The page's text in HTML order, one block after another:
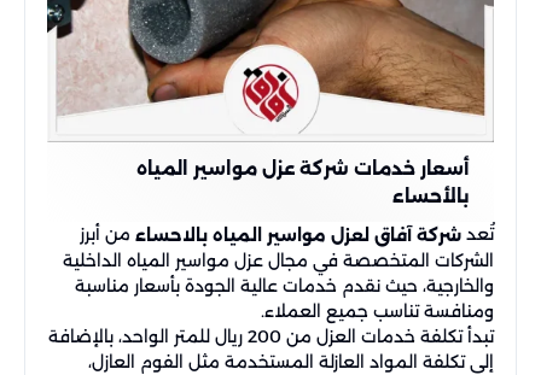
أسعار خدمات شركة عزل مواسير المياه
بالأحساء
تُعد شركة آفاق لعزل مواسير المياه بالاحساء من أبرز
الشركات المتخصصة في مجال عزل مواسير المياه الداخلية
والخارجية، حيث نقدم خدمات عالية الجودة بأسعار مناسبة
ومنافسة تناسب جميع العملاء.
تبدأ تكلفة خدمات العزل من 200 ريال للمتر الواحد، بالإضافة
إلى تكلفة المواد العازلة المستخدمة مثل الفوم العازل،